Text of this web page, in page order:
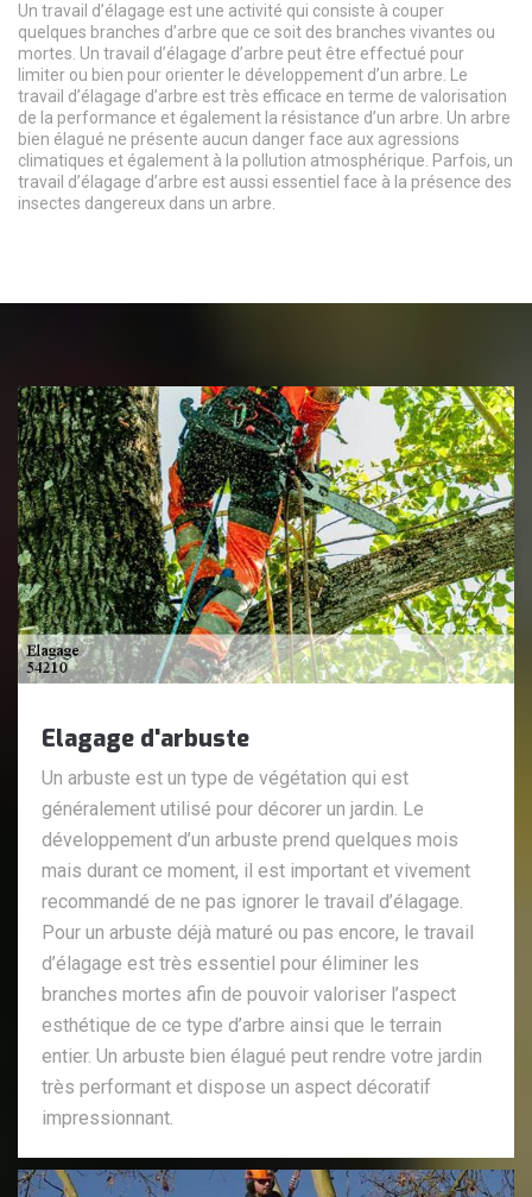
Un travail d’élagage est une activité qui consiste à couper
quelques branches d’arbre que ce soit des branches vivantes ou
mortes. Un travail d’élagage d’arbre peut être effectué pour
limiter ou bien pour orienter le développement d’un arbre. Le
travail d’élagage d’arbre est très efficace en terme de valorisation
de la performance et également la résistance d’un arbre. Un arbre
bien élagué ne présente aucun danger face aux agressions
climatiques et également à la pollution atmosphérique. Parfois, un
travail d’élagage d’arbre est aussi essentiel face à la présence des
insectes dangereux dans un arbre.
Elagage d'arbuste
Un arbuste est un type de végétation qui est
généralement utilisé pour décorer un jardin. Le
développement d’un arbuste prend quelques mois
mais durant ce moment, il est important et vivement
recommandé de ne pas ignorer le travail d’élagage.
Pour un arbuste déjà maturé ou pas encore, le travail
d’élagage est très essentiel pour éliminer les
branches mortes afin de pouvoir valoriser l’aspect
esthétique de ce type d’arbre ainsi que le terrain
entier. Un arbuste bien élagué peut rendre votre jardin
très performant et dispose un aspect décoratif
impressionnant.